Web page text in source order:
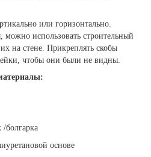
или горизонтально.
использовать строительный
на стене. Прикреплять скобы
чтобы они были не видны.
/болгарка
основе